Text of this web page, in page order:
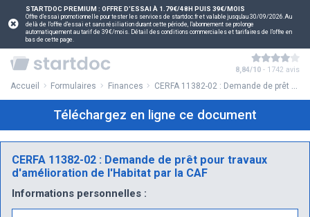
STARTDOC PREMIUM : OFFRE D'ESSAI À 1.79€/48H PUIS 39€/MOIS
Offre d'essai promotionnelle pour tester les services de startdoc.fr et valable jusqu'au 30/09/2026.Au
delà de l'offre d'essai et sans résiliation durant cette période, l'abonnement se prolonge
automatiquement au tarif de 39€/mois. Détail des conditions commerciales et tarifaires de l'offre en
bas de cette page.
8,84/10 - 1742 avis
Accueil Formulaires Finances CERFA 11382-02 : Demande de prêt pour travaux d'amélioration de l'Habitat par la CAF
Téléchargez en ligne ce document
CERFA 11382-02 : Demande de prêt pour travaux
d'amélioration de l'Habitat par la CAF
Informations personnelles :